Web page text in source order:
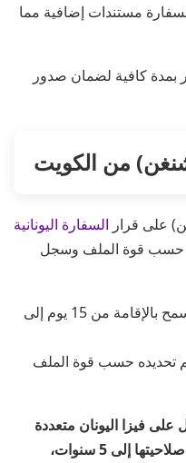
مستندات إضافية مما
بمدة كافية لضمان صدور
من الكويت
على قرار السفارة اليونانية
حسب قوة الملف وسجل
تسمح بالإقامة من 15 يوم إلى
تحديده حسب قوة الملف
فيزا اليونان متعددة
الدخول لمدة سنة أو أكثر، وقد تصل صلاحيتها إلى 5 سنوات،